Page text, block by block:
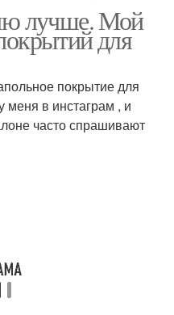
Покрытие из пробки
лучше. Мой
для
покрытие для
меня в инстаграм , и
часто спрашивают